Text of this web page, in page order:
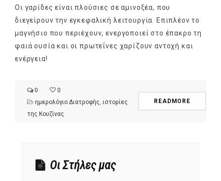
Οι γαρίδες είναι πλούσιες σε αμινοξέα, που
διεγείρουν την εγκεφαλική λειτουργία. Επιπλέον το
μαγνήσιο που περιέχουν, ενεργοποιεί στο έπακρο τη
φαιά ουσία και οι πρωτεΐνες χαρίζουν αντοχή και
ενέργεια!
0
0
ημερολόγιο Διατροφής ιστορίες
της Κουζίνας
READMORE
Οι Στήλες μας